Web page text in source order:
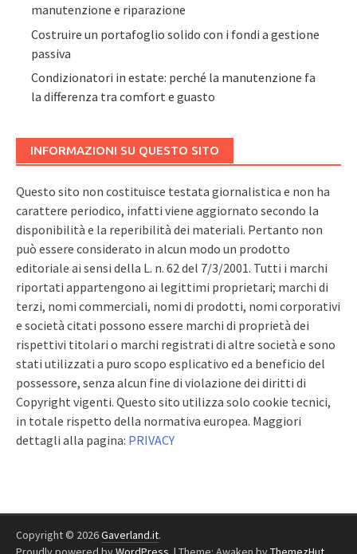
manutenzione e riparazione
Costruire un portafoglio solido con i fondi a gestione
passiva
Condizionatori in estate: perché la manutenzione fa
la differenza tra comfort e guasto
INFORMAZIONI SU QUESTO SITO
Questo sito non costituisce testata giornalistica e non ha
carattere periodico, infatti viene aggiornato secondo la
disponibilità e la reperibilità dei materiali. Pertanto non
può essere considerato in alcun modo un prodotto
editoriale ai sensi della L. n. 62 del 7/3/2001. Tutti i marchi
riportati appartengono ai legittimi proprietari; marchi di
terzi, nomi commerciali, nomi di prodotti, nomi corporativi
e società citati possono essere marchi di proprietà dei
rispettivi titolari o marchi registrati di altre società e sono
stati utilizzati a puro scopo esplicativo ed a beneficio del
possessore, senza alcun fine di violazione dei diritti di
Copyright vigenti. Questo sito utilizza solo cookie tecnici,
in totale rispetto della normativa europea. Maggiori
dettagli alla pagina: PRIVACY
Copyright © 2026Gaverland.it.